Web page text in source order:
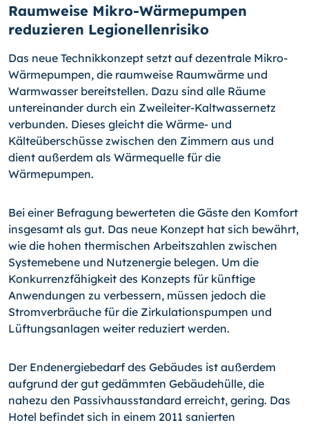
Raumweise Mikro-Wärmepumpen
reduzieren Legionellenrisiko
Das neue Technikkonzept setzt auf dezentrale Mikro-
Wärmepumpen, die raumweise Raumwärme und
Warmwasser bereitstellen. Dazu sind alle Räume
untereinander durch ein Zweileiter-Kaltwassernetz
verbunden. Dieses gleicht die Wärme- und
Kälteüberschüsse zwischen den Zimmern aus und
dient außerdem als Wärmequelle für die
Wärmepumpen.
Bei einer Befragung bewerteten die Gäste den Komfort
insgesamt als gut. Das neue Konzept hat sich bewährt,
wie die hohen thermischen Arbeitszahlen zwischen
Systemebene und Nutzenergie belegen. Um die
Konkurrenzfähigkeit des Konzepts für künftige
Anwendungen zu verbessern, müssen jedoch die
Stromverbräuche für die Zirkulationspumpen und
Lüftungsanlagen weiter reduziert werden.
Der Endenergiebedarf des Gebäudes ist außerdem
aufgrund der gut gedämmten Gebäudehülle, die
nahezu den Passivhausstandard erreicht, gering. Das
Hotel befindet sich in einem 2011 sanierten